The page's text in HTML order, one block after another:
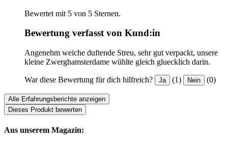
Bewertet mit 5 von 5 Sternen.
Bewertung verfasst von Kund:in
Angenehm weiche duftende Streu, sehr gut verpackt, unsere
kleine Zwerghamsterdame wühlte gleich gluecklich darin.
War diese Bewertung für dich hilfreich? Ja (1) Nein (0)
Alle Erfahrungsberichte anzeigen
Dieses Produkt bewerten
Aus unserem Magazin: